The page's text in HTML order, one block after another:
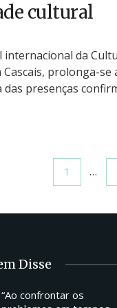
cultural
internacional da
prolonga-se
das presenças
1 …
Disse
“Ao confrontar os